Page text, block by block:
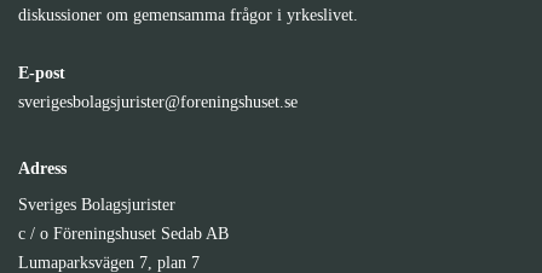
diskussioner om gemensamma frågor i yrkeslivet.
E-post
sverigesbolagsjurister@foreningshuset.se
Adress
Sveriges Bolagsjurister
c / o Föreningshuset Sedab AB
Lumaparksvägen 7, plan 7